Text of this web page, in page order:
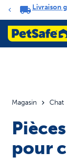
Carrousel de
Livraison
Magasin Chat
pour